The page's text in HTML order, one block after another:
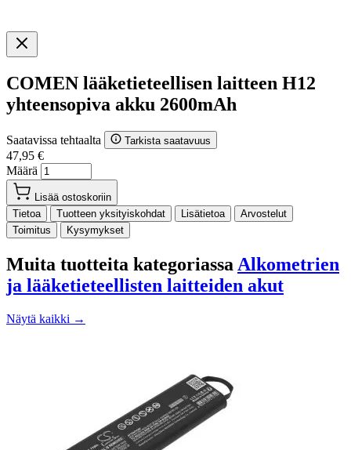
COMEN lääketieteellisen laitteen H12
yhteensopiva akku 2600mAh
Saatavissa tehtaalta Tarkista saatavuus
47,95 €
Määrä
Lisää ostoskoriin
Tietoa
Tuotteen yksityiskohdat Lisätietoa
Arvostelut
Toimitus
Kysymykset
Muita tuotteita kategoriassa Alkometrien
ja lääketieteellisten laitteiden akut
Näytä kaikki →